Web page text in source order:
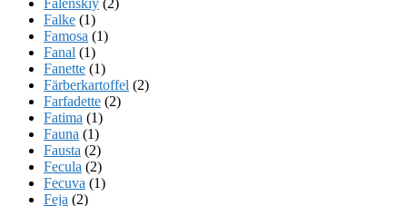
Falke (1)
Famosa (1)
Fanal (1)
Fanette (1)
Färberkartoffel (2)
Farfadette (2)
Fatima (1)
Fauna (1)
Fausta (2)
Fecula (2)
Fecuva (1)
Feja (2)